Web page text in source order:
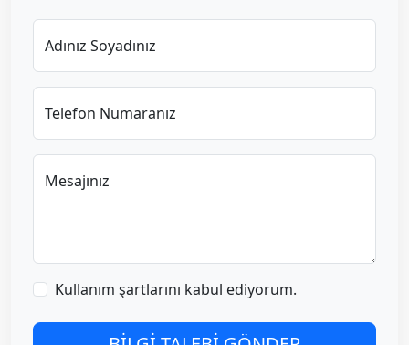
Adınız Soyadınız
Telefon Numaranız
Mesajınız
Kullanım şartlarını kabul ediyorum.